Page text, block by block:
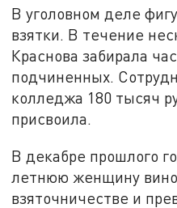
В уголовном деле
взятки. В течение
Краснова забирала
подчиненных.
колледжа 180 тысяч
присвоила.
В декабре прошлого
летнюю женщину
взяточничестве и